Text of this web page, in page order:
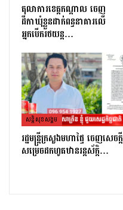
តុលាការខេត្តកណ្ដាល ចេញ
ដីកាឃុំខ្លួនដាក់ពន្ធនាគារលើ
អ្នកបើករថយន្ត…
សន្តិសុខសង្គម
រដ្ឋមន្ដ្រីក្រសួងមហាផ្ទៃ ចេញសេចក្តី
សម្រេចដកហូតឋានរន្តស័ក្តិ…